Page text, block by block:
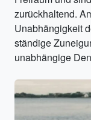
zurückhaltend.
Unabhängigkeit
ständige
unabhängige